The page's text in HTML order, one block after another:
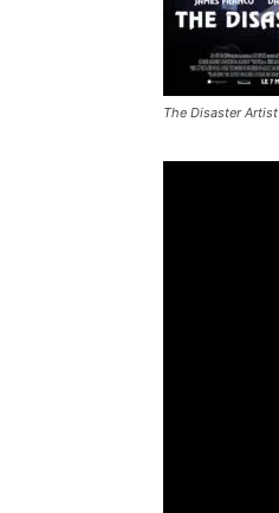
The Disaster Artist